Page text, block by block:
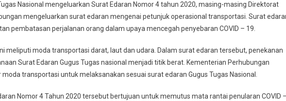
–
19
Nasional mengeluarkan Surat Edaran Nomor 4 tahun 2020, masing-masing Direktorat
mengeluarkan surat edaran mengenai petunjuk operasional transportasi. Surat
pembatasan perjalanan orang dalam upaya mencegah penyebaran COVID – 19.
meliputi moda transportasi darat, laut dan udara. Dalam surat edaran tersebut, penekanan
Surat Edaran Gugus Tugas nasional menjadi titik berat. Kementerian Perhubungan
transportasi untuk melaksanakan sesuai surat edaran Gugus Tugas Nasional.
Nomor 4 Tahun 2020 tersebut bertujuan untuk memutus mata rantai penularan COVID